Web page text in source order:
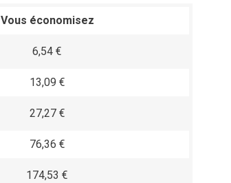
Vous économisez
6,54 €
13,09 €
27,27 €
76,36 €
174,53 €